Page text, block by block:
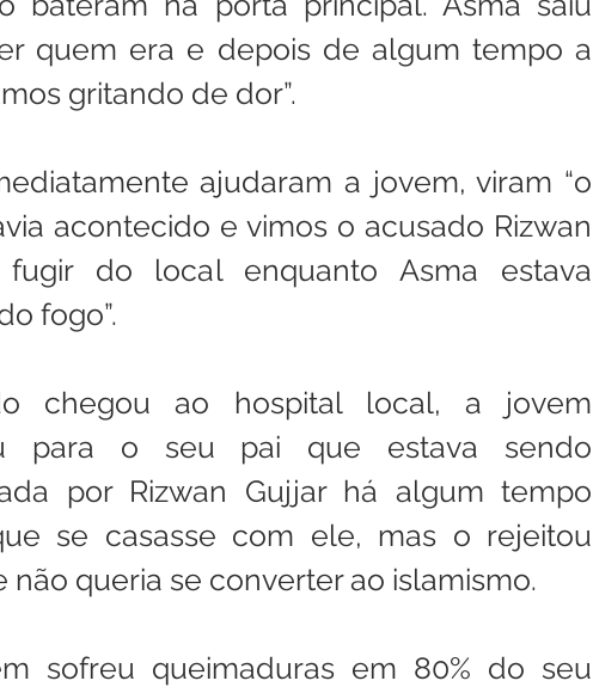
quem era e depois de algum tempo a
gritando de dor”.
ajudaram a jovem, viram “o
acontecido e vimos o acusado Rizwan
fugir do local enquanto Asma estava
fogo”.
chegou ao hospital local, a jovem
para o seu pai que estava sendo
por Rizwan Gujjar há algum tempo
se casasse com ele, mas o rejeitou
não queria se converter ao islamismo.
sofreu queimaduras em 80% do seu